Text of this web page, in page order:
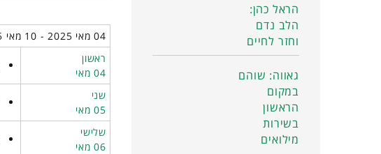
04 מאי 2025 - 10 מאי 2025
ראשון
04 מאי
שני
05 מאי
שלישי
06 מאי
הראל כהן:
הלב נדם
וחזר לחיים
גאווה: שוהם
במקום
הראשון
בשירות
מילואים